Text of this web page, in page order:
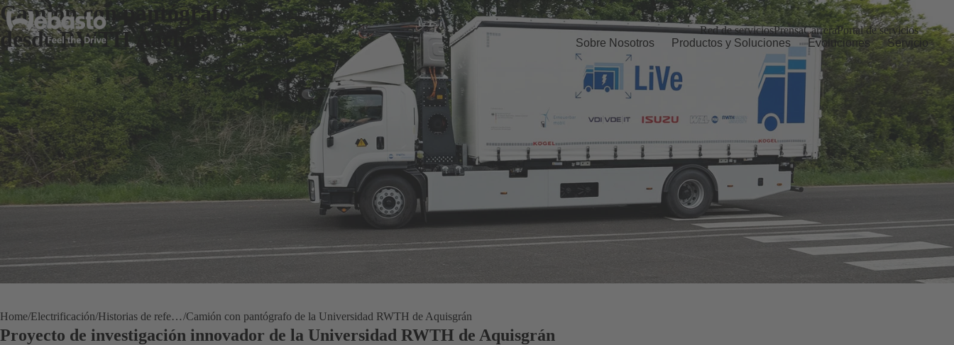
Sobre Nosotros Productos y Soluciones Evoluciones Servicio
Red de serviciosPrensaCarreraPortal de servicios
Camión con pantógrafo
desde RWTH Aachen
Home Electrificación Historias de referencia Camión con pantógrafo de la Universidad RWTH de Aquisgrán
Proyecto de investigación innovador de la Universidad RWTH de Aquisgrán